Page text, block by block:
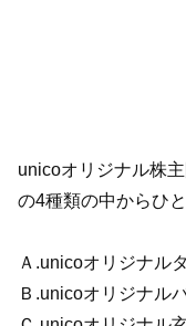
unicoオリジナル株
の4種類の中からひ
Ａ.unicoオリジナル
Ｂ.unicoオリジナル